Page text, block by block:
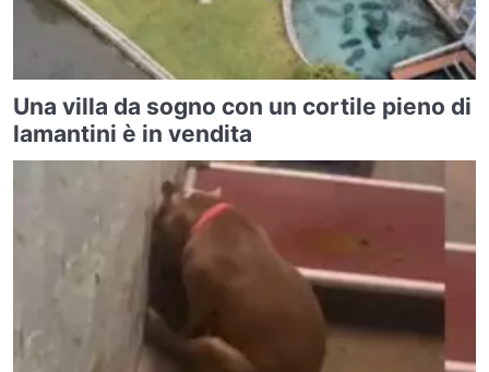
Una villa da sogno con un cortile pieno di
lamantini è in vendita